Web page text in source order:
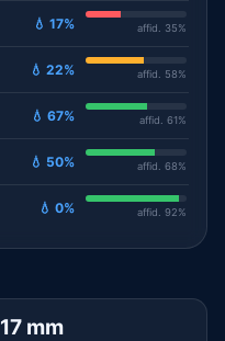
💧 17% affid. 35%
💧 22% affid. 58%
💧 67% affid. 61%
💧 50% affid. 68%
💧 0% affid. 92%
17 mm